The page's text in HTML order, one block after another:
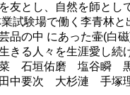
友とし、自然を師とし
試験場で働く李青林と
品の中 にあった壷(白磁
きる人々を生涯愛し続
菜 石垣佑磨 塩谷瞬
中要次 大杉漣 手塚